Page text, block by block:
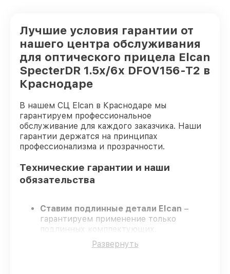
Лучшие условия гарантии от
нашего центра обслуживания
для оптического прицела Elcan
SpecterDR 1.5x/6x DFOV156-T2 в
Краснодаре
В нашем СЦ Elcan в Краснодаре мы
гарантируем профессиональное
обслуживание для каждого заказчика. Наши
гарантии держатся на принципах
профессионализма и прозрачности.
Технические гарантии и наши
обязательства
Ставим подлинные детали Elcan –
гарантируем применение только
подлинных комплектующих.
Квалифицированные мастера
проходят жёсткий контроль знаний и
Развернуть